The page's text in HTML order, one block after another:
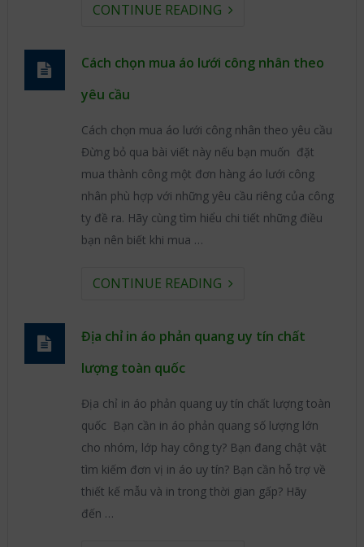
CONTINUE READING
Cách chọn mua áo lưới công nhân theo
yêu cầu
Cách chọn mua áo lưới công nhân theo yêu cầu
Đừng bỏ qua bài viết này nếu bạn muốn đặt
mua thành công một đơn hàng áo lưới công
nhân phù hợp với những yêu cầu riêng của công
ty đề ra. Hãy cùng tìm hiểu chi tiết những điều
bạn nên biết khi mua …
CONTINUE READING
Địa chỉ in áo phản quang uy tín chất
lượng toàn quốc
Địa chỉ in áo phản quang uy tín chất lượng toàn
quốc Bạn cần in áo phản quang số lượng lớn
cho nhóm, lớp hay công ty? Bạn đang chật vật
tìm kiếm đơn vị in áo uy tín? Bạn cần hỗ trợ về
thiết kế mẫu và in trong thời gian gấp? Hãy
đến …